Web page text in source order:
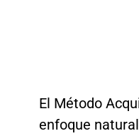
El Método
enfoque